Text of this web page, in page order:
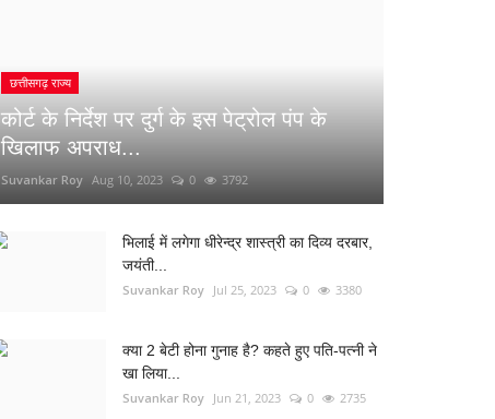
छत्तीसगढ़ राज्य
कोर्ट के निर्देश पर दुर्ग के इस पेट्रोल पंप के
खिलाफ अपराध...
Suvankar Roy Aug 10, 2023 0 3792
भिलाई में लगेगा धीरेन्द्र शास्त्री का दिव्य दरबार,
जयंती...
Suvankar Roy Jul 25, 2023 0 3380
क्या 2 बेटी होना गुनाह है? कहते हुए पति-पत्नी ने
खा लिया...
Suvankar Roy Jun 21, 2023 0 2735